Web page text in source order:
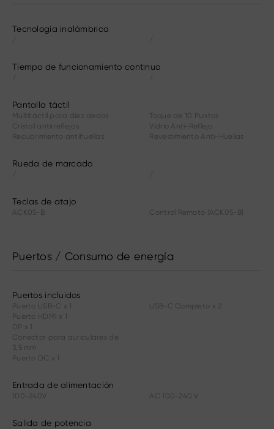
Tecnología inalámbrica
Tiempo de funcionamiento continuo
Pantalla táctil
Multitáctil para diez dedos
Cristal antirreflejos
Recubrimiento antihuellas
Toque de 10 Puntos
Vidrio Anti-Reflejo
Revestimiento Anti-Huellas
Rueda de marcado
Teclas de atajo
ACK05-B Control Remoto (ACK05-B)
Puertos / Consumo de energía
Puertos incluidos
Puerto USB-C x 1
Puerto HDMI x 1
DP x 1
Conector para auriculares de
3,5 mm
Puerto DC x 1
USB-C Completo x 2
Entrada de alimentación
100-240V AC 100-240 V
Salida de potencia